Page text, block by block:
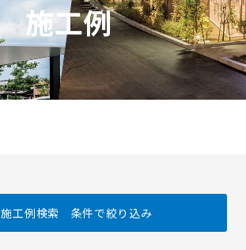
施工例
施工例検索 条件で絞り込み